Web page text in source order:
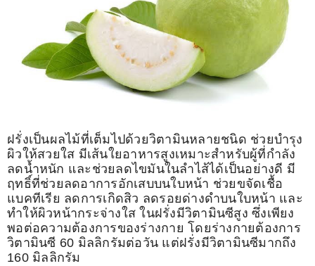
ฝรั่งเป็นผลไม้ที่เต็มไปด้วยวิตามินหลายชนิด ช่วยบำรุง
ผิวให้สวยใส มีเส้นใยอาหารสูงเหมาะสำหรับผู้ที่กำลัง
ลดน้ำหนัก และช่วยลดไขมันในลำไส้ได้เป็นอย่างดี มี
ฤทธิ์ที่ช่วยลดอาการอักเสบบนใบหน้า ช่วยขจัดเชื้อ
แบคทีเรีย ลดการเกิดสิว ลดรอยด่างดำบนใบหน้า และ
ทำให้ผิวหน้ากระจ่างใส ในฝรั่งมีวิตามินซีสูง ซึ่งเพียง
พอต่อความต้องการของร่างกาย โดยร่างกายต้องการ
วิตามินซี 60 มิลลิกรัมต่อวัน แต่ฝรั่งมีวิตามินซีมากถึง
160 มิลลิกรัม